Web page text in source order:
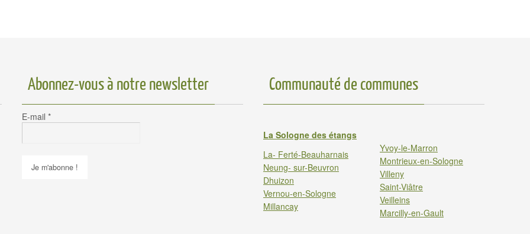
Abonnez-vous à notre newsletter
E-mail *
Communauté de communes
La Sologne des étangs
La- Ferté-Beauharnais
Neung- sur-Beuvron
Dhuizon
Vernou-en-Sologne
Millancay
Yvoy-le-Marron
Montrieux-en-Sologne
Villeny
Saint-Viâtre
Veilleins
Marcilly-en-Gault